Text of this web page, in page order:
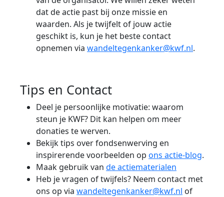
dat de actie past bij onze missie en
waarden. Als je twijfelt of jouw actie
geschikt is, kun je het beste contact
opnemen via wandeltegenkanker@kwf.nl.
Tips en Contact
Deel je persoonlijke motivatie: waarom
steun je KWF? Dit kan helpen om meer
donaties te werven.
Bekijk tips over fondsenwerving en
inspirerende voorbeelden op ons actie-blog.
Maak gebruik van de actiematerialen
Heb je vragen of twijfels? Neem contact met
ons op via wandeltegenkanker@kwf.nl of